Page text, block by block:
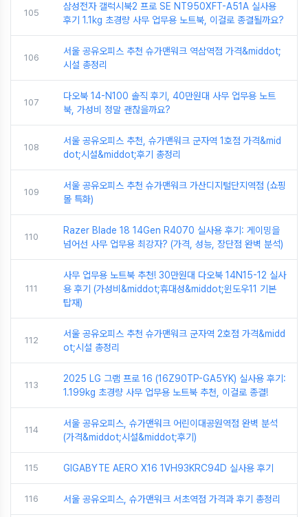
105
삼성전자 갤럭시북2 프로 SE NT950XFT-A51A 실사용
후기 1.1kg 초경량 사무 업무용 노트북, 이걸로 종결될까요?
106
서울 공유오피스 추천 슈가맨워크 역삼역점 가격&middot;
시설 총정리
107
다오북 14-N100 솔직 후기, 40만원대 사무 업무용 노트
북, 가성비 정말 괜찮을까요?
108
서울 공유오피스 추천, 슈가맨워크 군자역 1호점 가격&mid
dot;시설&middot;후기 총정리
109
서울 공유오피스 추천 슈가맨워크 가산디지털단지역점 (쇼핑
몰 특화)
110
Razer Blade 18 14Gen R4070 실사용 후기: 게이밍을
넘어선 사무 업무용 최강자? (가격, 성능, 장단점 완벽 분석)
111
사무 업무용 노트북 추천! 30만원대 다오북 14N15-12 실사
용 후기 (가성비&middot;휴대성&middot;윈도우11 기본
탑재)
112
서울 공유오피스 추천 슈가맨워크 군자역 2호점 가격&midd
ot;시설 총정리
113
2025 LG 그램 프로 16 (16Z90TP-GA5YK) 실사용 후기:
1.199kg 초경량 사무 업무용 노트북 추천, 이걸로 종결!
114
서울 공유오피스, 슈가맨워크 어린이대공원역점 완벽 분석
(가격&middot;시설&middot;후기)
115 GIGABYTE AERO X16 1VH93KRC94D 실사용 후기
116 서울 공유오피스, 슈가맨워크 서초역점 가격과 후기 총정리